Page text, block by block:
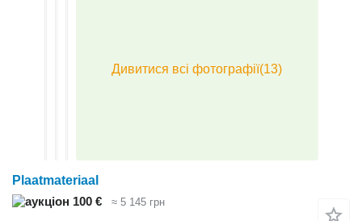
Plaatmateriaal
100 €
≈ 5 145 грн